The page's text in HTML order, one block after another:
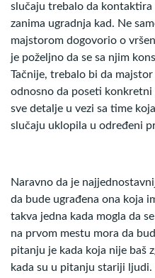
slučaju trebalo da kontaktira
zanima ugradnja kad. Ne
majstorom dogovorio o
je poželjno da se sa njim
Tačnije, trebalo bi da
odnosno da poseti
sve detalje u vezi sa time
slučaju uklopila u određeni
Naravno da je
da bude ugrađena ona koja
takva jedna kada mogla da
na prvom mestu mora da
pitanju je kada koja nije baš
kada su u pitanju stariji ljudi.